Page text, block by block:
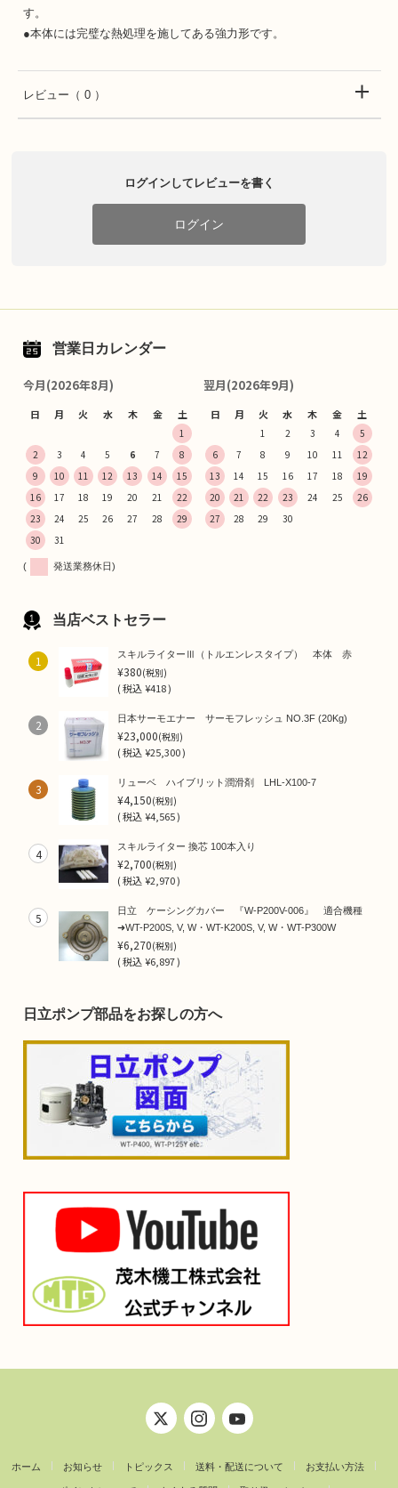
す。
●本体には完璧な熱処理を施してある強力形です。
レビュー （ 0 ）
ログインしてレビューを書く
ログイン
営業日カレンダー
今月(2026年8月)
日 月 火 水 木 金 土
1
2
3 4 5 6 7
8
9
10 11 12 13 14
15
16
17 18 19 20 21
22
23
24 25 26 27 28
29
30
31
翌月(2026年9月)
日 月 火 水 木 金 土
1 2 3 4
5
6
7 8 9 10 11
12
13
14 15 16 17 18
19
20
21 22 23 24 25
26
27
28 29 30
( 発送業務休日)
当店ベストセラー
1 スキルライターⅢ（トルエンレスタイプ） 本体 赤
¥380(税別)
(税込¥418 )
2 日本サーモエナー サーモフレッシュ NO.3F (20Kg)
¥23,000(税別)
(税込¥25,300 )
3 リューベ ハイブリット潤滑剤 LHL-X100-7
¥4,150(税別)
(税込¥4,565 )
4 スキルライター 換芯 100本入り
¥2,700(税別)
(税込¥2,970 )
5
日立 ケーシングカバー 『W-P200V-006』 適合機種
➜WT-P200S, V, W・WT-K200S, V, W・WT-P300W
¥6,270(税別)
(税込¥6,897 )
日立ポンプ部品をお探しの方へ
ホーム お知らせ トピックス 送料・配送について お支払い方法